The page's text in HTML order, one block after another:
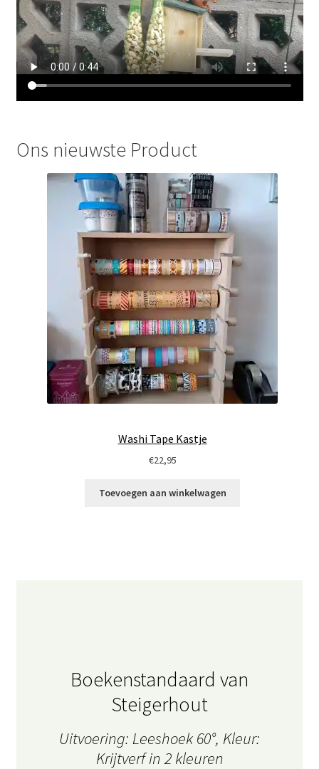
Ons nieuwste Product
Washi Tape Kastje
€22,95
Toevoegen aan winkelwagen
Boekenstandaard van
Steigerhout
Uitvoering: Leeshoek 60°, Kleur:
Krijtverf in 2 kleuren